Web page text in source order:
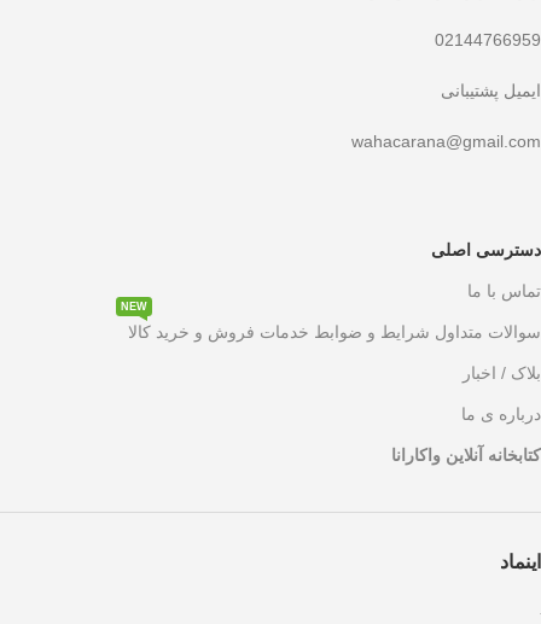
02144766959
ایمیل پشتیبانی
wahacarana@gmail.com
دسترسی اصلی
تماس با ما
سوالات متداول شرایط و ضوابط خدمات فروش و خرید کالا
NEW
بلاک / اخبار
درباره ی ما
کتابخانه آنلاین واکارانا
اینماد